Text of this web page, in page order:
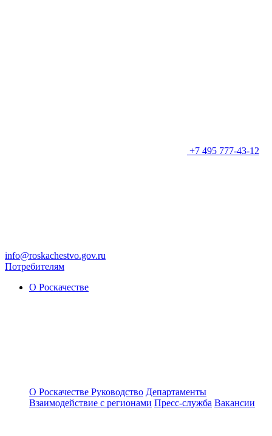
+7 495 777-43-12
info@roskachestvo.gov.ru
Потребителям
О Роскачестве
О Роскачестве Руководство Департаменты
Взаимодействие с регионами Пресс-служба Вакансии